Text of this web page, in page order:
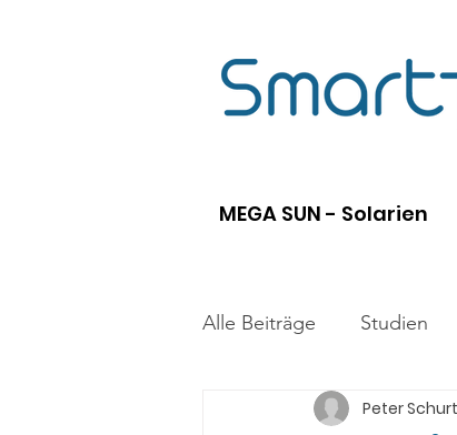
MEGA SUN - Solarien
Alle Beiträge Studien
Peter